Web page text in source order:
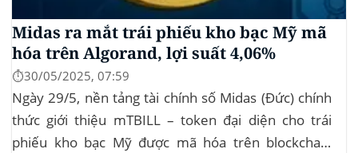
Midas ra mắt trái phiếu kho bạc Mỹ mã
hóa trên Algorand, lợi suất 4,06%
⏱️30/05/2025, 07:59
Ngày 29/5, nền tảng tài chính số Midas (Đức) chính
thức giới thiệu mTBILL – token đại diện cho trái
phiếu kho bạc Mỹ được mã hóa trên blockchain